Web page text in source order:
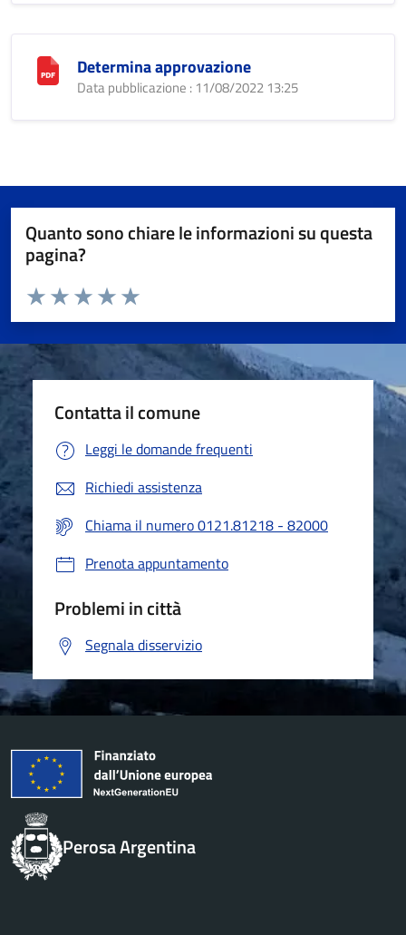
Determina approvazione
Data pubblicazione : 11/08/2022 13:25
Quanto sono chiare le informazioni su questa
pagina?
Valuta da 1 a 5 stelle la pagina
Valuta 5 stelle su 5
Valuta 4 stelle su 5
Valuta 3 stelle su 5
Valuta 2 stelle su 5
Valuta 1 stelle su 5
Contatta il comune
Leggi le domande frequenti
Richiedi assistenza
Chiama il numero 0121.81218 - 82000
Prenota appuntamento
Problemi in città
Segnala disservizio
Perosa Argentina